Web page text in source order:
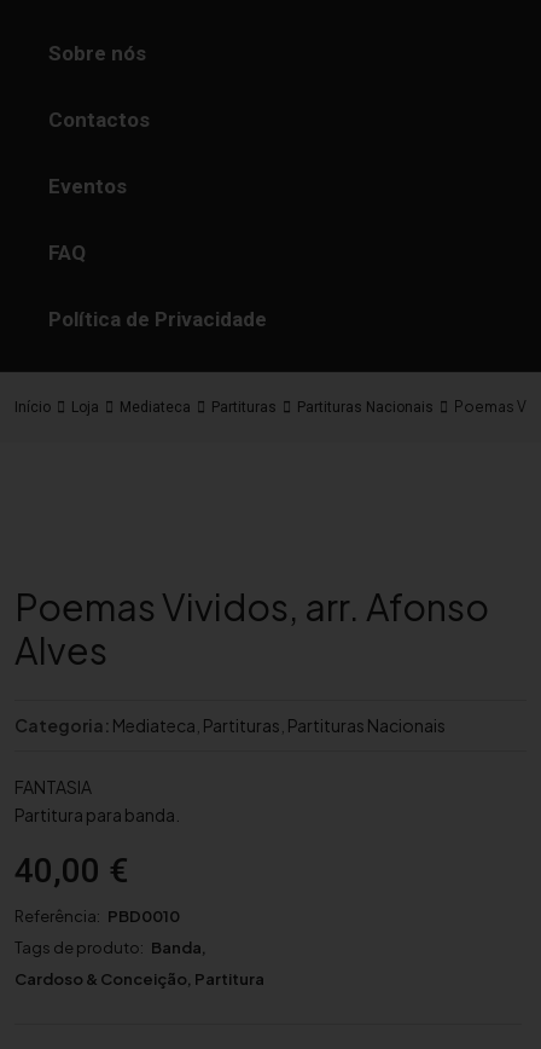
Sobre nós
Contactos
Eventos
FAQ
Política de Privacidade
Início Loja Mediateca Partituras Partituras Nacionais Poemas
Poemas Vividos, arr. Afonso
Alves
Categoria: Mediateca Partituras Partituras Nacionais
FANTASIA
Partitura para banda.
40,00 €
Referência: PBD0010
Tags de produto: Banda,
Cardoso & Conceição, Partitura